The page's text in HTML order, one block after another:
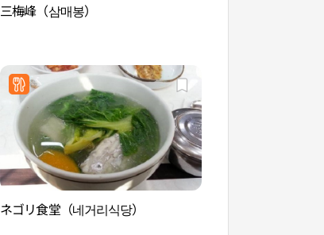
三梅峰（삼매봉）
ネゴリ食堂（네거리식당）